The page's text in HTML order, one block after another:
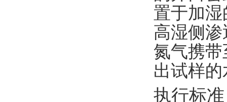
置于加
高湿侧
氮气携
出试样
执行标准